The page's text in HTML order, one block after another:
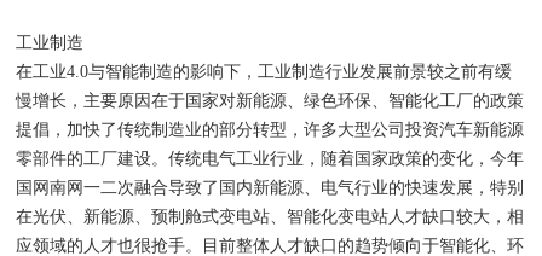
工业制造
在工业4.0与智能制造的影响下，工业制造行业发展前景较之前有缓
慢增长，主要原因在于国家对新能源、绿色环保、智能化工厂的政策
提倡，加快了传统制造业的部分转型，许多大型公司投资汽车新能源
零部件的工厂建设。传统电气工业行业，随着国家政策的变化，今年
国网南网一二次融合导致了国内新能源、电气行业的快速发展，特别
在光伏、新能源、预制舱式变电站、智能化变电站人才缺口较大，相
应领域的人才也很抢手。目前整体人才缺口的趋势倾向于智能化、环